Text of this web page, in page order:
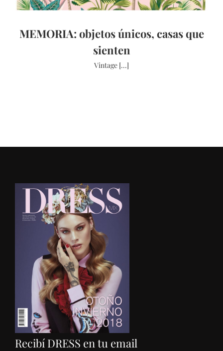
MEMORIA: objetos únicos, casas que
sienten
Vintage [...]
Recibí DRESS en tu email